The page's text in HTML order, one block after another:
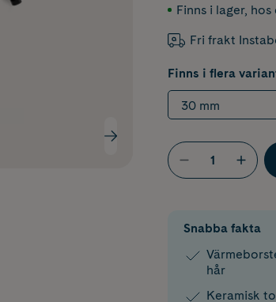
Finns i lager, hos
Fri frakt
Finns i flera
30 mm
Snabba fakta
hår
Keramisk